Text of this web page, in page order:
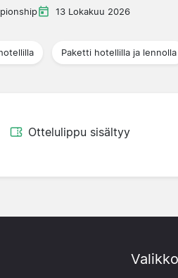
13 Lokakuu 2026
Paketti hotellilla ja lennolla
Ottelulippu sisältyy
Valikko